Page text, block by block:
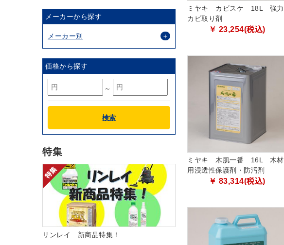
メーカーから探す
メーカー別 ＋
価格から探す
～
検索
特集
リンレイ 新商品特集！
ミヤキ カビスケ 18L 強力
カビ取り剤
￥ 23,254(税込)
ミヤキ 木肌一番 16L 木材
用浸透性保護剤・防汚剤
￥ 83,314(税込)